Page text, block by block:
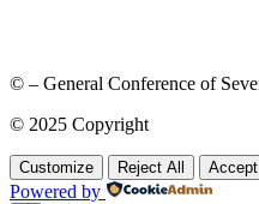
© – General Conference of
© 2025 Copyright
Customize Reject All
Powered by